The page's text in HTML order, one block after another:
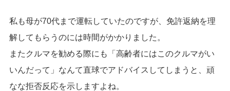
私も母が70代まで運転していたのですが、免許返納を理
解してもらうのには時間がかかりました。
またクルマを勧める際にも「高齢者にはこのクルマがい
いんだって」なんて直球でアドバイスしてしまうと、頑
なな拒否反応を示しますよね。